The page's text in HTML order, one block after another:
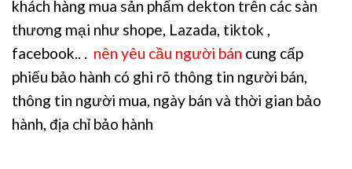
khách hàng mua sản phẩm dekton trên các sàn
thương mại như shope, Lazada, tiktok ,
facebook.. . nên yêu cầu người bán cung cấp
phiếu bảo hành có ghi rõ thông tin người bán,
thông tin người mua, ngày bán và thời gian bảo
hành, địa chỉ bảo hành